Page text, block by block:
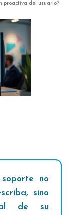
proactiva del usuario?
no
sino
de su